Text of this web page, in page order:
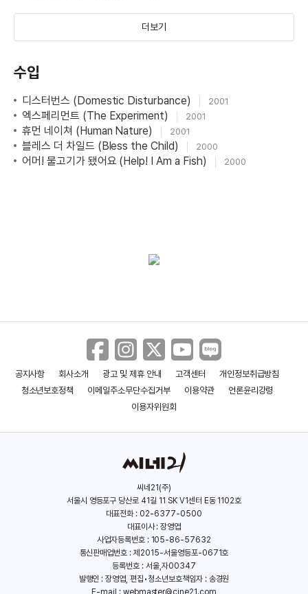
엔젤 아이즈 (Angel Eyes) 2001
엑스페리먼트 (The Experiment)
토틀 웨스턴 (Total Western) 2000
어머! 물고기가 됐어요 (Help! I Am a Fish)
파라다이스 빌라 (Paradise Villa) 1999
청혼 (The Bachelor) 1999
오스틴 파워 - 제로 (Austin Powers: International Man of
Mystery)
1997
더보기
수입
디스터번스 (Domestic Disturbance) 2001
엑스페리먼트 (The Experiment) 2001
휴먼 네이쳐 (Human Nature) 2001
블레스 더 차일드 (Bless the Child) 2000
어머! 물고기가 됐어요 (Help! I Am a Fish) 2000
공지사항 회사소개 광고 및 제휴 안내 고객센터
개인정보취급방침
청소년보호정책
이메일주소무단수집거부 이용약관
언론윤리강령
이용자위원회
씨네21(주)
서울시 영등포구 당산로 41길 11 SK V1센터 E동 1102호
대표전화 : 02-6377-0500
대표이사 : 장영엽
사업자등록번호 : 105-86-57632
통신판매업번호 : 제2015-서울영등포-0671호
등록번호 : 서울,자00347
발행인 : 장영엽, 편집•청소년보호책임자 : 송경원
E-mail : webmaster@cine21.com